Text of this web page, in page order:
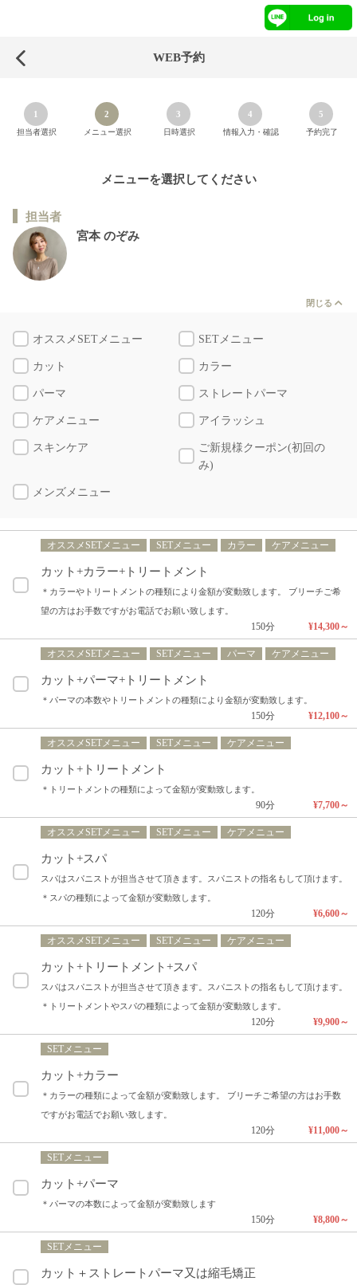
WEB予約
1
担当者選択
2
メニュー選択
3
日時選択
4
情報入力・確認
5
予約完了
メニューを選択してください
担当者
宮本 のぞみ
閉じる
オススメSETメニュー SETメニュー
カット カラー
パーマ ストレートパーマ
ケアメニュー アイラッシュ
スキンケア
ご新規様クーポン(初回の
み)
メンズメニュー
オススメSETメニュー SETメニュー カラー ケアメニュー
カット+カラー+トリートメント
＊カラーやトリートメントの種類により金額が変動致します。 ブリーチご希
望の方はお手数ですがお電話でお願い致します。
150分 ¥14,300～
オススメSETメニュー SETメニュー パーマ ケアメニュー
カット+パーマ+トリートメント
＊パーマの本数やトリートメントの種類により金額が変動致します。
150分 ¥12,100～
オススメSETメニュー SETメニュー ケアメニュー
カット+トリートメント
＊トリートメントの種類によって金額が変動致します。
90分 ¥7,700～
オススメSETメニュー SETメニュー ケアメニュー
カット+スパ
スパはスパニストが担当させて頂きます。スパニストの指名もして頂けます。
＊スパの種類によって金額が変動致します。
120分 ¥6,600～
オススメSETメニュー SETメニュー ケアメニュー
カット+トリートメント+スパ
スパはスパニストが担当させて頂きます。スパニストの指名もして頂けます。
＊トリートメントやスパの種類によって金額が変動致します。
120分 ¥9,900～
SETメニュー
カット+カラー
＊カラーの種類によって金額が変動致します。 ブリーチご希望の方はお手数
ですがお電話でお願い致します。
120分 ¥11,000～
SETメニュー
カット+パーマ
＊パーマの本数によって金額が変動致します
150分 ¥8,800～
SETメニュー
カット＋ストレートパーマ又は縮毛矯正